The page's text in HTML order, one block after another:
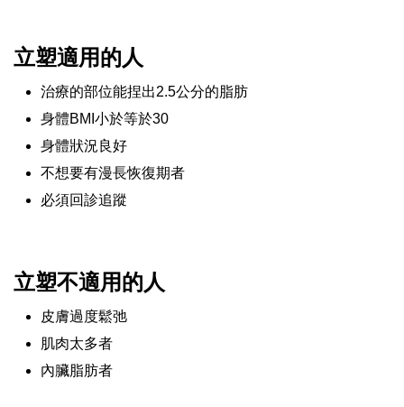
立塑適用的人
治療的部位能捏出2.5公分的脂肪
身體BMI小於等於30
身體狀況良好
不想要有漫長恢復期者
必須回診追蹤
立塑不適用的人
皮膚過度鬆弛
肌肉太多者
內臟脂肪者